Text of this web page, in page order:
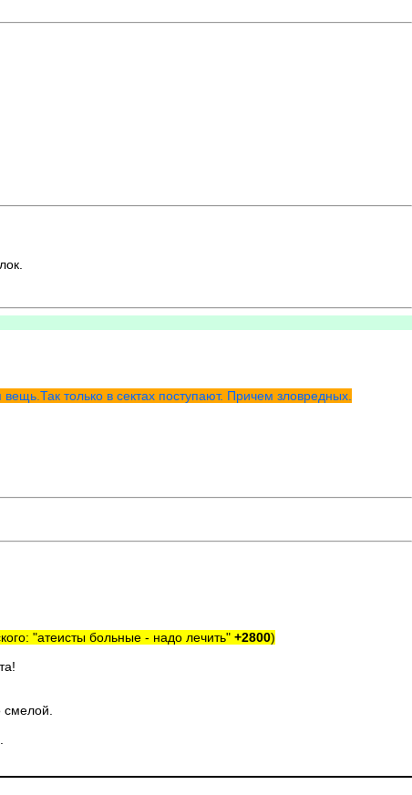
только в сектах поступают. Причем зловредных.
"атеисты больные - надо лечить" +2800)
смелой.